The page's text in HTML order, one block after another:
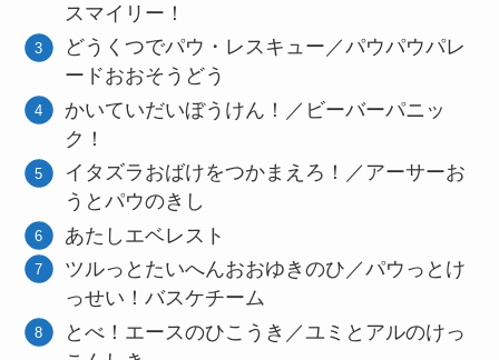
スマイリー！
どうくつでパウ・レスキュー／パウパウパレ
ードおおそうどう
かいていだいぼうけん！／ビーバーパニッ
ク！
イタズラおばけをつかまえろ！／アーサーお
うとパウのきし
あたしエベレスト
ツルっとたいへんおおゆきのひ／パウっとけ
っせい！バスケチーム
とべ！エースのひこうき／ユミとアルのけっ